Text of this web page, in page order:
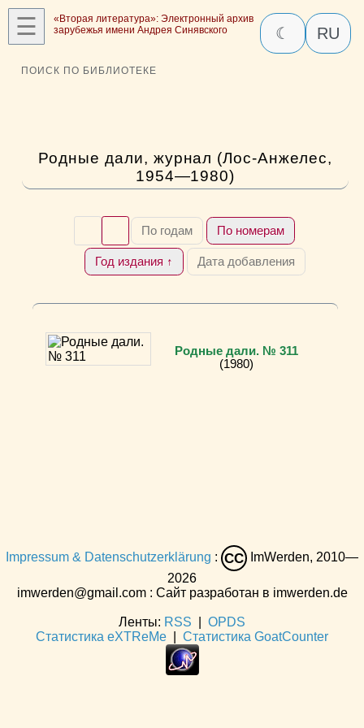
☰
«Вторая литература»: Электронный архив
зарубежья имени Андрея Синявского
☾ RU
ПОИСК ПО БИБЛИОТЕКЕ
Родные дали, журнал (Лос-Анжелес,
1954—1980)
По годам По номерам
Год издания ↑ Дата добавления
Родные дали. № 311
(1980)
Impressum & Datenschutzerklärung : CC
ImWerden, 2010—
2026
imwerden@gmail.com : Сайт разработан в imwerden.de
Ленты: RSS
OPDS
Статистика eXTReMe
Статистика GoatCounter